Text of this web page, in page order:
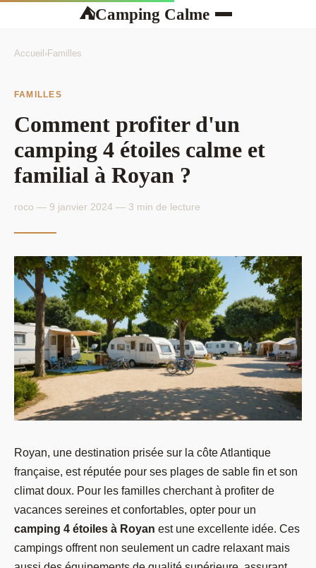
⛺Camping Calme
Accueil ›Familles
FAMILLES
Comment profiter d'un
camping 4 étoiles calme et
familial à Royan ?
roco — 9 janvier 2024 — 3 min de lecture
Royan, une destination prisée sur la côte Atlantique
française, est réputée pour ses plages de sable fin et son
climat doux. Pour les familles cherchant à profiter de
vacances sereines et confortables, opter pour un
camping 4 étoiles à Royan est une excellente idée. Ces
campings offrent non seulement un cadre relaxant mais